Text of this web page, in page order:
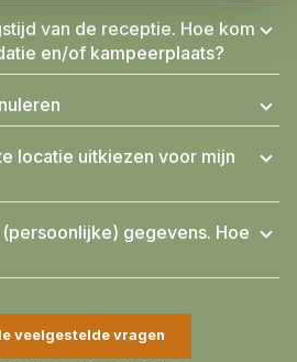
van de receptie. Hoe kom
en/of kampeerplaats?
locatie uitkiezen voor mijn
gegevens. Hoe
veelgestelde vragen